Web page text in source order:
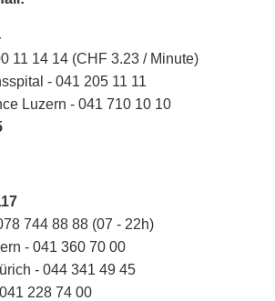
11 14 14 (CHF 3.23 / Minute)
- 041 205 11 11
Luzern - 041 710 10 10
744 88 88 (07 - 22h)
- 041 360 70 00
- 044 341 49 45
228 74 00